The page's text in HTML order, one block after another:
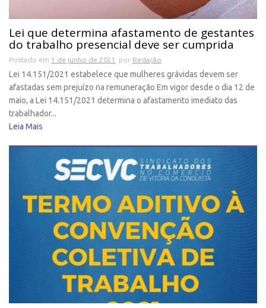
Lei que determina afastamento de gestantes
do trabalho presencial deve ser cumprida
Postado em 1 de junho de 2021 por Redação
Lei 14.151/2021 estabelece que mulheres grávidas devem ser
afastadas sem prejuízo na remuneração Em vigor desde o dia 12 de
maio, a Lei 14.151/2021 determina o afastamento imediato das
trabalhador...
Leia Mais